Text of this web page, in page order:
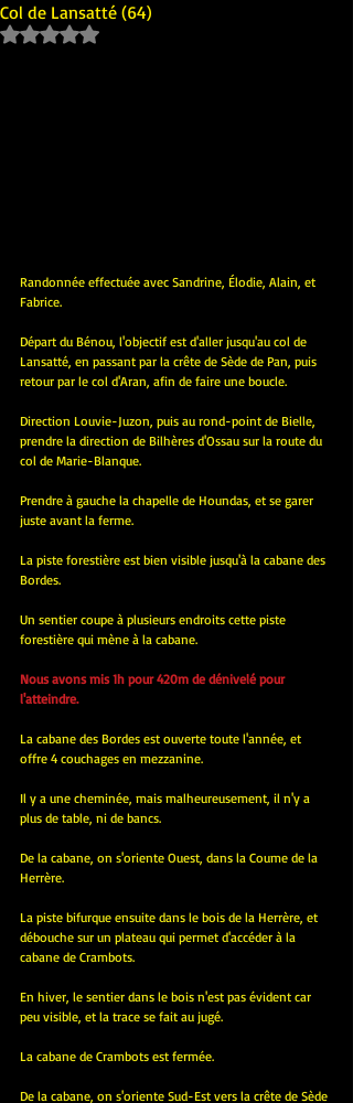
Col de Lansatté (64)
Noté NaN étoiles sur 5.
Randonnée effectuée avec Sandrine, Élodie, Alain, et
Fabrice.
Départ du Bénou, l'objectif est d'aller jusqu'au col de
Lansatté, en passant par la crête de Sède de Pan, puis
retour par le col d'Aran, afin de faire une boucle.
Direction Louvie-Juzon, puis au rond-point de Bielle,
prendre la direction de Bilhères d'Ossau sur la route du
col de Marie-Blanque.
Prendre à gauche la chapelle de Houndas, et se garer
juste avant la ferme.
La piste forestière est bien visible jusqu'à la cabane des
Bordes.
Un sentier coupe à plusieurs endroits cette piste
forestière qui mène à la cabane.
Nous avons mis 1h pour 420m de dénivelé pour
l'atteindre.
La cabane des Bordes est ouverte toute l'année, et
offre 4 couchages en mezzanine.
Il y a une cheminée, mais malheureusement, il n'y a
plus de table, ni de bancs.
De la cabane, on s'oriente Ouest, dans la Coume de la
Herrère.
La piste bifurque ensuite dans le bois de la Herrère, et
débouche sur un plateau qui permet d'accéder à la
cabane de Crambots.
En hiver, le sentier dans le bois n'est pas évident car
peu visible, et la trace se fait au jugé.
La cabane de Crambots est fermée.
De la cabane, on s'oriente Sud-Est vers la crête de Sède